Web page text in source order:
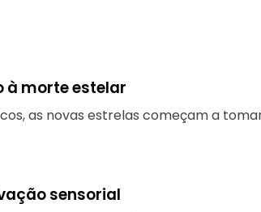
à morte estelar
as novas estrelas começam a
sensorial